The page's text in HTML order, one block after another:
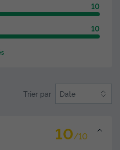
10
10
Trier par Date
10/10